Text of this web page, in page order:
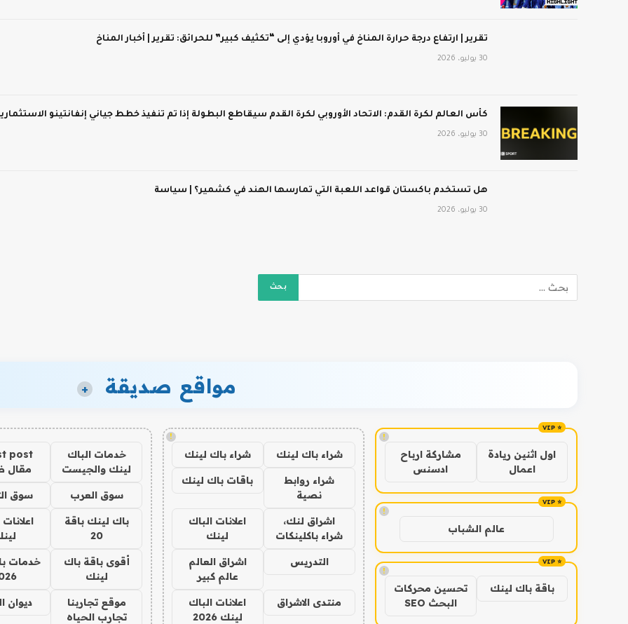
تقرير | ارتفاع درجة حرارة المناخ في أوروبا يؤدي إلى “تكثيف كبير” للحرائق: تقرير | أخبار المناخ
30 يوليو، 2026
كأس العالم لكرة القدم: الاتحاد الأوروبي لكرة القدم سيقاطع البطولة إذا تم تنفيذ خطط جياني إنفانتينو
30 يوليو، 2026
هل تستخدم باكستان قواعد اللعبة التي تمارسها الهند في كشمير؟ | سياسة
30 يوليو، 2026
مواقع صديقة +
!
اول اثنين ريادة
اعمال
مشاركة ارباح
ادسنس
!
عالم الشباب
!
باقة باك لينك
تحسين محركات
البحث SEO
!
شراء باك لينك شراء باك لينك
شراء روابط
نصية
باقات باك لينك
اشراق لنك،
شراء باكلينكات
اعلانات الباك
لينك
التدريس
اشراق العالم
عالم كبير
منتدى الاشراق
اعلانات الباك
لينك 2026
خدمات الباك
لينك والجيست
post
مقال
سوق العرب سوق
باك لينك باقة
20
أقوى باقة باك
لينك
خدمات
موقع تجاربنا
تجارب الحياه
ديوان